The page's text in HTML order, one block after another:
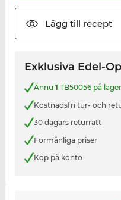
Lägg till recept
Exklusiva Edel-
Ännu 1 TB50056 på lager
Kostnadsfri tur- och
30 dagars returrätt
Förmånliga priser
Köp på konto